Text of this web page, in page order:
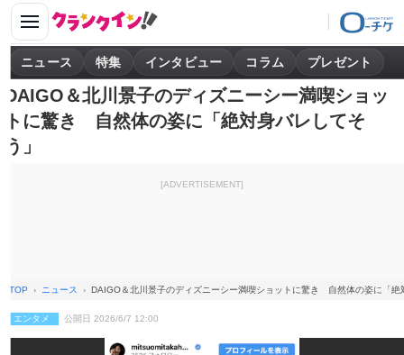
ニュース 特集 インタビュー コラム プレゼント
DAIGO＆北川景子のディズニーシー満喫ショッ
トに驚き 自然体の姿に「絶対身バレしてそ
う」
[ADVERTISEMENT]
TOP ニュース DAIGO＆北川景子のディズニーシー満喫ショットに驚き 自然体の姿に「絶
エンタメ 公開日 2026/6/7 12:00